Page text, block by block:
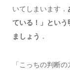
いてしまいます．
ている！」とい
ましょう ．
「こっちの判断